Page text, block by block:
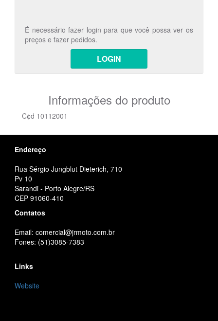
É necessário fazer login para que você possa ver os
preços e fazer pedidos.
LOGIN
Informações do produto
C¢d 10112001
Endereço
Rua Sérgio Jungblut Dieterich, 710
Pv 10
Sarandi - Porto Alegre/RS
CEP 91060-410
Contatos
Email: comercial@jrmoto.com.br
Fones: (51)3085-7383
Links
Website